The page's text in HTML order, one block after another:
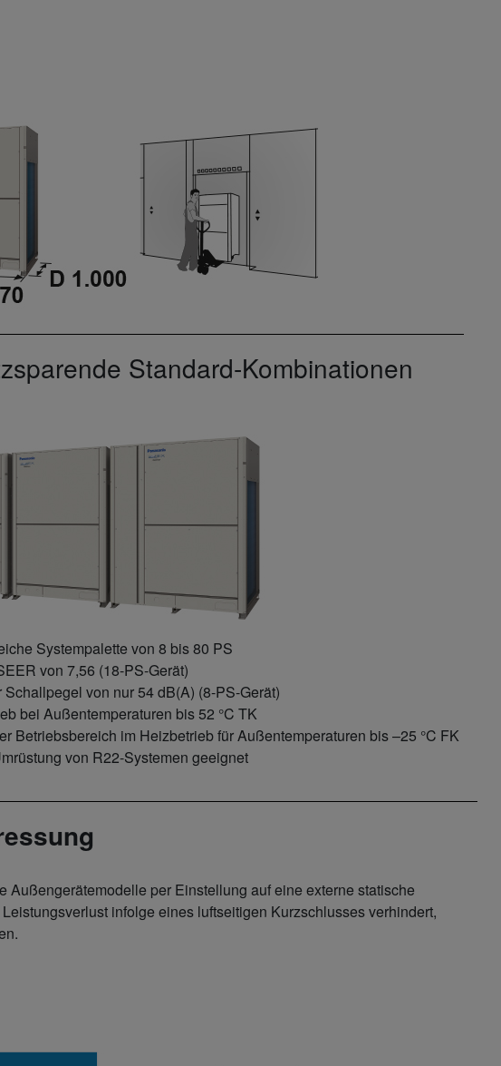
Standard-Kombinationen
Systempalette von 8 bis 80 PS
von 7,56 (18-PS-Gerät)
Schallpegel von nur 54 dB(A) (8-PS-Gerät)
bei Außentemperaturen bis52 °C TK
Betriebsbereich im Heizbetrieb für Außentemperaturen bis–25 °C FK
von R22-Systemen geeignet
Außengerätemodelle per Einstellung auf eine externe statische
infolge eines luftseitigen Kurzschlusses verhindert,